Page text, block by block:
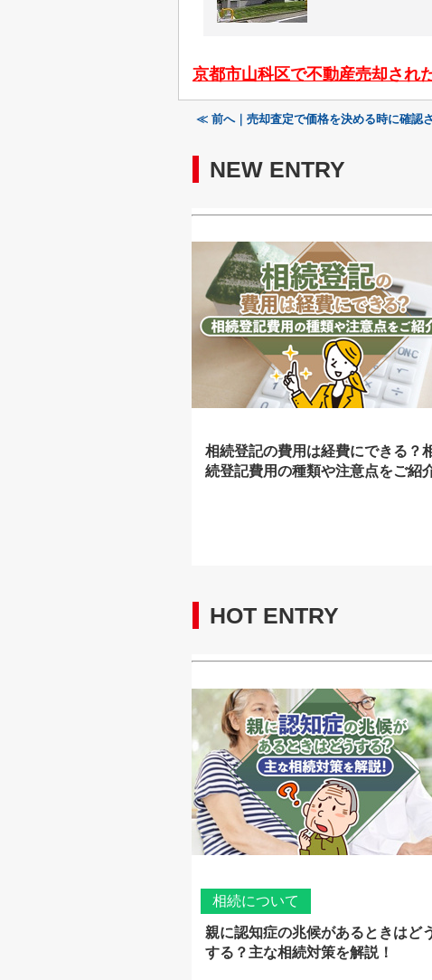
京都市山科区で不動産売却され
≪ 前へ｜売却査定で価格を決める時に確認
NEW ENTRY
相続登記の費用は経費にできる？
続登記費用の種類や注意点をご紹
HOT ENTRY
相続について
親に認知症の兆候があるときはど
する？主な相続対策を解説！